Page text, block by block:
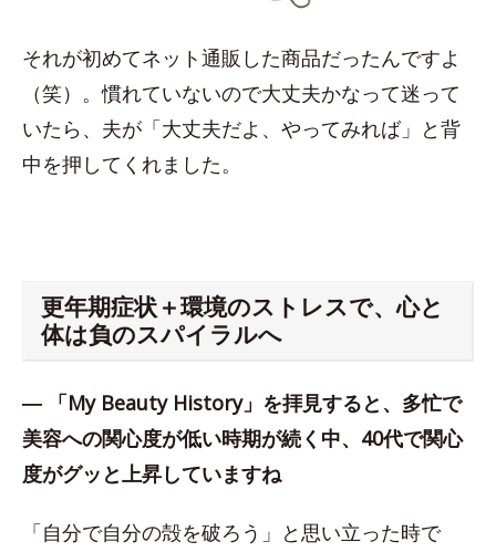
それが初めてネット通販した商品だったんですよ
（笑）。慣れていないので大丈夫かなって迷って
いたら、夫が「大丈夫だよ、やってみれば」と背
中を押してくれました。
更年期症状＋環境のストレスで、心と
体は負のスパイラルへ
― 「My Beauty History」を拝見すると、多忙で
美容への関心度が低い時期が続く中、40代で関心
度がグッと上昇していますね
「自分で自分の殻を破ろう」と思い立った時で